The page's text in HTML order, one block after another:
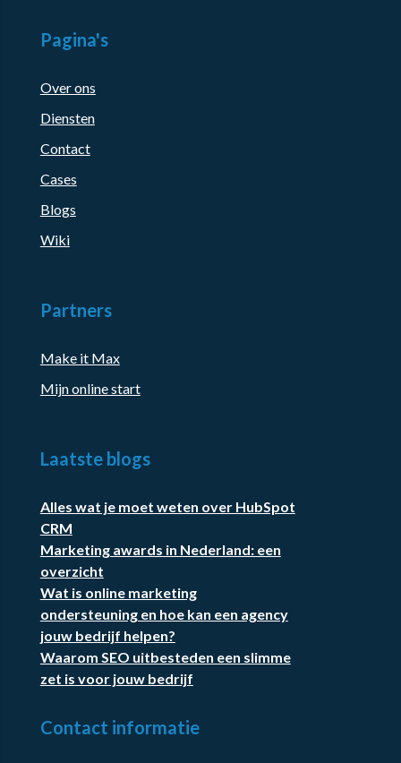
Pagina's
Over ons
Diensten
Contact
Cases
Blogs
Wiki
Partners
Make it Max
Mijn online start
Laatste blogs
Alles wat je moet weten over HubSpot
CRM
Marketing awards in Nederland: een
overzicht
Wat is online marketing
ondersteuning en hoe kan een agency
jouw bedrijf helpen?
Waarom SEO uitbesteden een slimme
zet is voor jouw bedrijf
Contact informatie